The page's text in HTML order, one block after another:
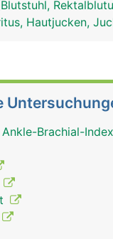
Hautjucken,
Brachial-